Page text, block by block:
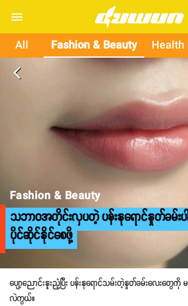
All Fashion & Beauty Health
arrow_back_ios
Fashion & Beauty
သဘာဝအတိုင်းလှပတဲ့ ပန်းနုရောင်နှုတ်ခမ်း
ပိုင်ဆိုင်နိုင်စေဖို့
ပျော့ညောင်းနူးညံ့ပြီး ပန်းနုရောင်သမ်းတဲ့နှုတ်ခမ်းလေး
လဲကွယ်။